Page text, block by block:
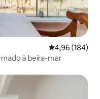
4,96 de uma
4,96 (184)
à beira-mar